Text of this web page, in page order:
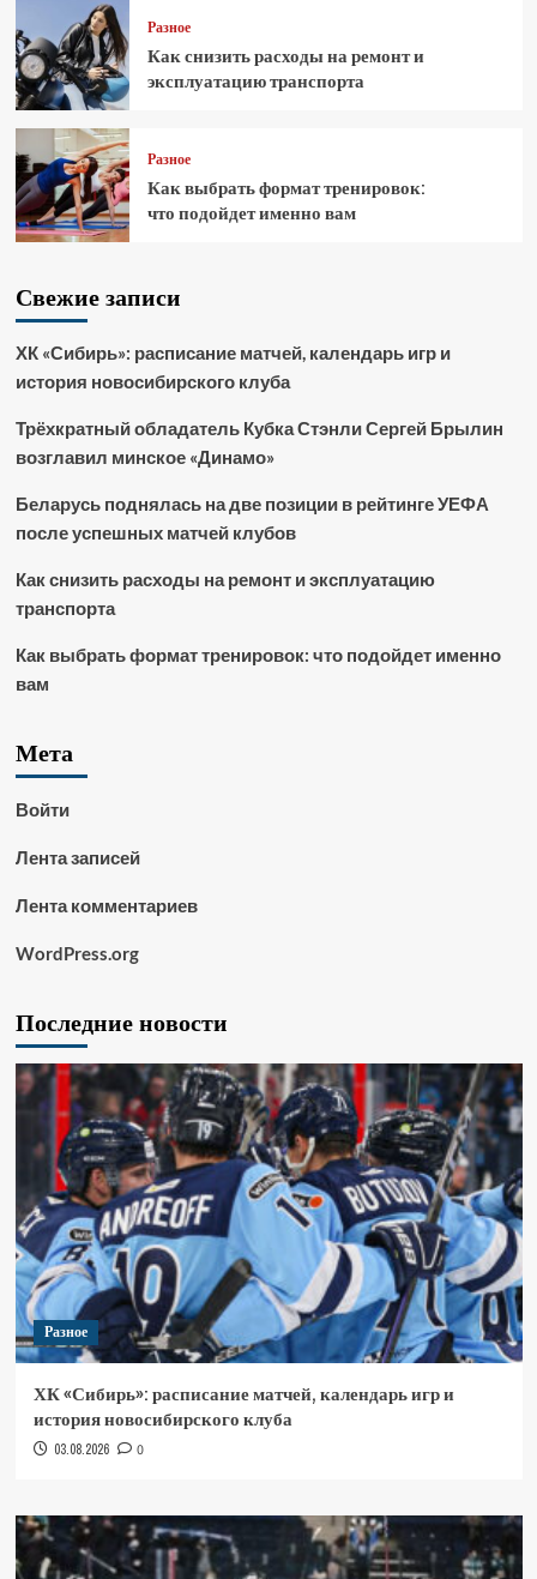
Разное
Как снизить расходы на ремонт и
эксплуатацию транспорта
Разное
Как выбрать формат тренировок:
что подойдет именно вам
Свежие записи
ХК «Сибирь»: расписание матчей, календарь игр и
история новосибирского клуба
Трёхкратный обладатель Кубка Стэнли Сергей Брылин
возглавил минское «Динамо»
Беларусь поднялась на две позиции в рейтинге УЕФА
после успешных матчей клубов
Как снизить расходы на ремонт и эксплуатацию
транспорта
Как выбрать формат тренировок: что подойдет именно
вам
Мета
Войти
Лента записей
Лента комментариев
WordPress.org
Последние новости
Разное
ХК «Сибирь»: расписание матчей, календарь игр и
история новосибирского клуба
03.08.2026 0